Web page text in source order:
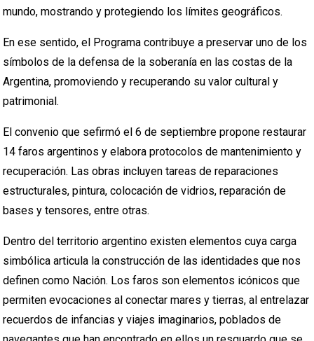
mundo, mostrando y protegiendo los límites geográficos.
En ese sentido, el Programa contribuye a preservar uno de los
símbolos de la defensa de la soberanía en las costas de la
Argentina, promoviendo y recuperando su valor cultural y
patrimonial.
El convenio que sefirmó el 6 de septiembre propone restaurar
14 faros argentinos y elabora protocolos de mantenimiento y
recuperación. Las obras incluyen tareas de reparaciones
estructurales, pintura, colocación de vidrios, reparación de
bases y tensores, entre otras.
Dentro del territorio argentino existen elementos cuya carga
simbólica articula la construcción de las identidades que nos
definen como Nación. Los faros son elementos icónicos que
permiten evocaciones al conectar mares y tierras, al entrelazar
recuerdos de infancias y viajes imaginarios, poblados de